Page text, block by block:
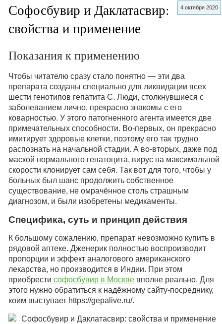
4 октября 2020
Софосбувир и Даклатасвир:
свойства и применение
Показания к применению
Чтобы читателю сразу стало понятно — эти два
препарата созданы специально для ликвидации всех
шести генотипов гепатита С. Люди, столкнувшиеся с
заболеванием лично, прекрасно знакомы с его
коварностью. У этого патогненного агента имеется две
примечательных способности. Во-первых, он прекрасно
имитирует здоровые клетки, поэтому его так трудно
распознать на начальной стадии. А во-вторых, даже под
маской нормального гепатоцита, вирус на максимальной
скорости клонирует сам себя. Так вот для того, чтобы у
больных был шанс продолжить собственное
существование, не омрачённое столь страшным
диагнозом, и были изобретены медикаменты.
Специфика, суть и принцип действия
К большому сожалению, препарат невозможно купить в
рядовой аптеке. Дженерик полностью воспроизводит
пропорции и эффект аналогового американского
лекарства, но производится в Индии. При этом
приобрестисофосбувир в Москве вполне реально. Для
этого нужно обратиться к надёжному сайту-посреднику,
коим выступает https://gepalive.ru/.